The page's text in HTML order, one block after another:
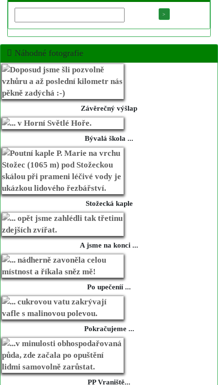
Náhodné fotografie
Závěrečný výšlap
Bývalá škola ...
Stožecká kaple
A jsme na konci ...
Po upečeníí ...
Pokračujeme ...
PP Vraniště...